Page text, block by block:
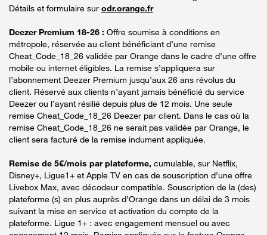
Détails et formulaire sur odr.orange.fr
Deezer Premium 18-26 : Offre soumise à conditions en
métropole, réservée au client bénéficiant d’une remise
Cheat_Code_18_26 validée par Orange dans le cadre d’une offre
mobile ou internet éligibles. La remise s’appliquera sur
l’abonnement Deezer Premium jusqu’aux 26 ans révolus du
client. Réservé aux clients n’ayant jamais bénéficié du service
Deezer ou l’ayant résilié depuis plus de 12 mois. Une seule
remise Cheat_Code_18_26 Deezer par client. Dans le cas où la
remise Cheat_Code_18_26 ne serait pas validée par Orange, le
client sera facturé de la remise indument appliquée.
Remise de 5€/mois par plateforme, cumulable, sur Netflix,
Disney+, Ligue1+ et Apple TV en cas de souscription d’une offre
Livebox Max, avec décodeur compatible. Souscription de la (des)
plateforme (s) en plus auprès d’Orange dans un délai de 3 mois
suivant la mise en service et activation du compte de la
plateforme. Ligue 1+ : avec engagement mensuel ou avec